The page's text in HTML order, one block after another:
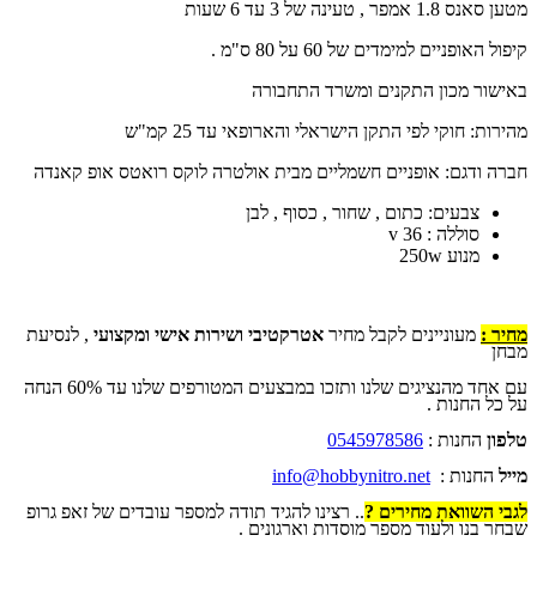
מטען סאנס 1.8 אמפר , טעינה של 3 עד 6 שעות
קיפול האופניים למימדים של 60 על 80 ס"מ .
באישור מכון התקנים ומשרד התחבורה
מהירות: חוקי לפי התקן הישראלי והארופאי עד 25 קמ"ש
חברה ודגם: אופניים חשמליים מבית אולטרה לוקס רואטס אופ קאנדה
צבעים: כתום , שחור , כסוף , לבן
סוללה : 36 v
מנוע 250w
מחיר : מעוניינים לקבל מחיר אטרקטיבי ושירות אישי ומקצועי , לנסיעת
מבחן
עם אחד מהנציגים שלנו ותזכו במבצעים המטורפים שלנו עד 60% הנחה
על כל החנות .
טלפון החנות : 0545978586
מייל החנות : info@hobbynitro.net
לגבי השוואת מחירים ?.. רצינו להגיד תודה למספר עובדים של זאפ גרופ
שבחר בנו ולעוד מספר מוסדות וארגונים .